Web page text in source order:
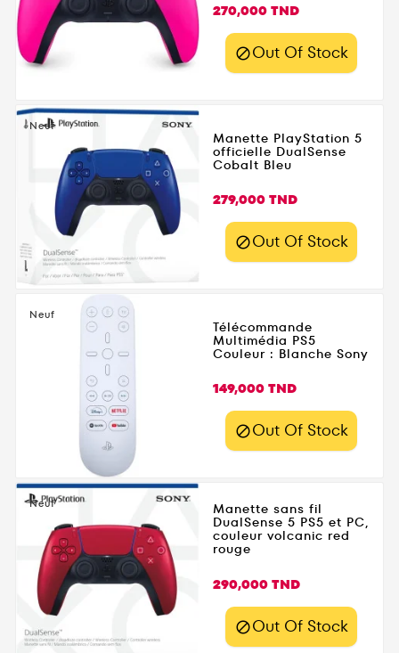
pour vos sessions de
Disponible dès
partout en Tunisie.
Prix
270,000 TND
Out Of Stock
Neuf
Manette PlayStation 5
officielle DualSense
Cobalt Bleu
Prix
279,000 TND
Out Of Stock
Neuf
Télécommande
Multimédia PS5
Couleur : Blanche Sony
Prix
149,000 TND
Out Of Stock
Neuf Manette sans fil
DualSense 5 PS5 et PC,
couleur volcanic red
rouge
Prix
290,000 TND
Out Of Stock